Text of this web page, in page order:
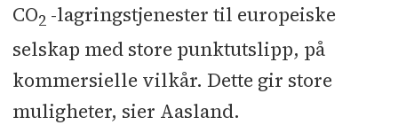
CO2 -lagringstjenester til europeiske
selskap med store punktutslipp, på
kommersielle vilkår. Dette gir store
muligheter, sier Aasland.